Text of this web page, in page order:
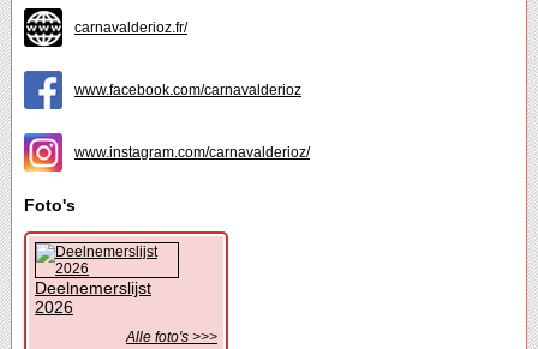
carnavalderioz.fr/
www.facebook.com/carnavalderioz
www.instagram.com/carnavalderioz/
Foto's
Deelnemerslijst
2026
Alle foto's >>>